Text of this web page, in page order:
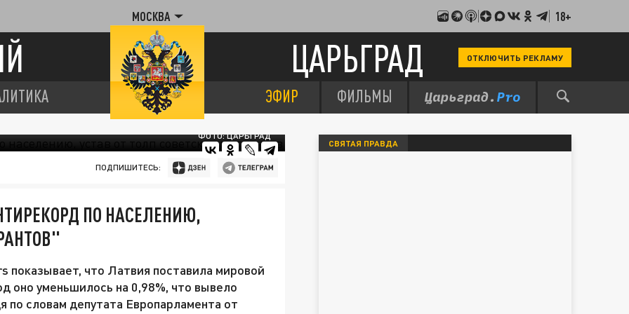
МОСКВА 18+
ЦАРЬГРАД ОТКЛЮЧИТЬ РЕКЛАМУ
ЭФИР ФИЛЬМЫ
ФОТО: ЦАРЬГРАД
ПОДПИШИТЕСЬ:
ПО НАСЕЛЕНИЮ,
что Латвия поставила мировой
оно уменьшилось на 0,98%, что вывело
по словам депутата Европарламента от
СВЯТАЯ ПРАВДА